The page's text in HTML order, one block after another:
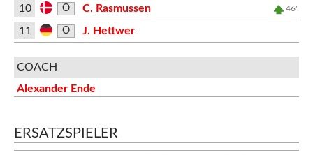
10 O C. Rasmussen 46'
11 O J. Hettwer
COACH
Alexander Ende
ERSATZSPIELER